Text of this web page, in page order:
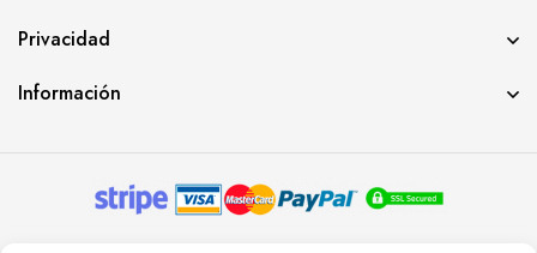
Privacidad
Información